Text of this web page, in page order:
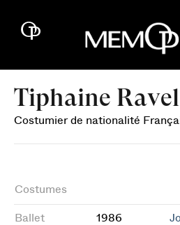
Tiphaine
Costumier de nationalité
Costumes
Ballet 1986